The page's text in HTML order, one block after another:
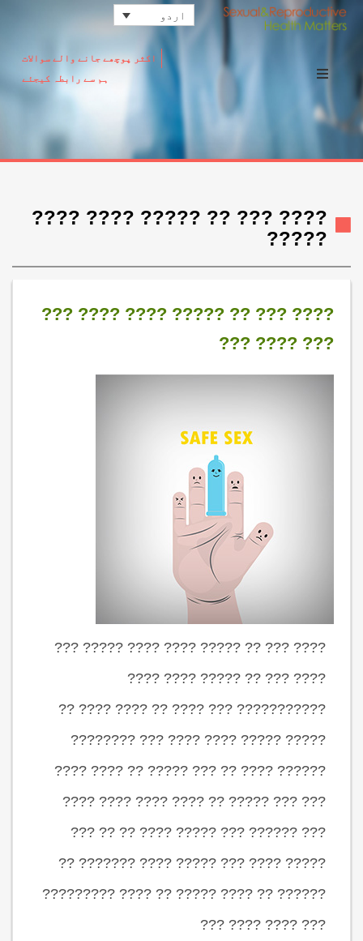
اردو
اکثر پوچھے جانے والے سوالات
ہم سے رابطہ کیجئے
???? ??? ?? ????? ???? ????
?????
???? ??? ?? ????? ???? ???? ???
??? ???? ???
???? ??? ?? ????? ???? ???? ????? ???
???? ??? ?? ????? ???? ????
??????????? ??? ???? ?? ???? ???? ??
????? ????? ???? ???? ??? ????????
?????? ???? ?? ??? ????? ?? ???? ????
??? ??? ????? ?? ???? ???? ???? ????
??? ?????? ??? ????? ???? ?? ?? ???
????? ???? ??? ????? ???? ??????? ??
?????? ?? ???? ????? ?? ???? ?????????
??? ???? ???? ???